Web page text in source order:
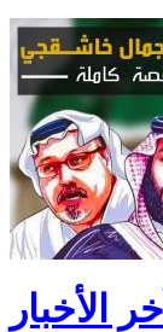
آخر الأخبار